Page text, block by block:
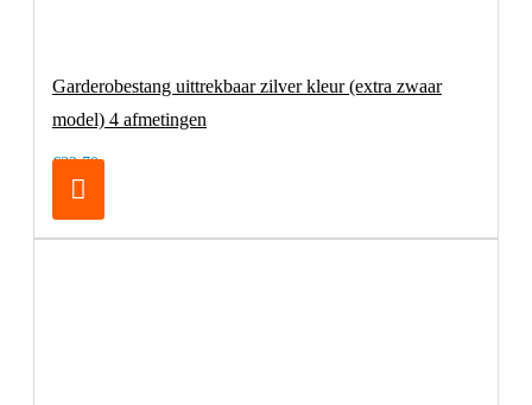
Garderobestang uittrekbaar zilver kleur (extra zwaar
model) 4 afmetingen
€32,70